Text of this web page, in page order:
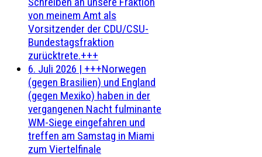
von meinem Amt als
Vorsitzender der CDU/CSU-
Bundestagsfraktion
zurücktrete.+++
6. Juli 2026 | +++Norwegen
(gegen Brasilien) und England
(gegen Mexiko) haben in der
vergangenen Nacht fulminante
WM-Siege eingefahren und
treffen am Samstag in Miami
zum Viertelfinale